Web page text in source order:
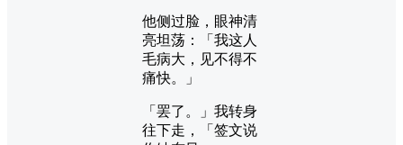
他侧过脸，眼神清
亮坦荡：「我这人
毛病大，见不得不
痛快。」
「罢了。」我转身
往下走，「签文说